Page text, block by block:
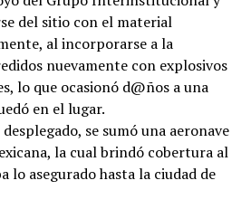
del sitio con el material
al incorporarse a la
nuevamente con explosivos
lo que ocasionó d@ños a una
en el lugar.
se sumó una aeronave
la cual brindó cobertura al
lo asegurado hasta la ciudad de